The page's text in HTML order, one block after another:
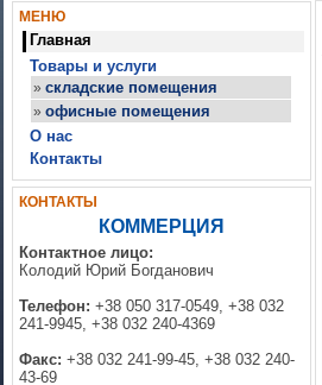
МЕНЮ
Главная
Товары и услуги
» складские помещения
» офисные помещения
О нас
Контакты
КОНТАКТЫ
КОММЕРЦИЯ
Контактное лицо:
Колодий Юрий Богданович
Телефон: +38 050 317-0549, +38 032
241-9945, +38 032 240-4369
Факс: +38 032 241-99-45, +38 032 240-
43-69